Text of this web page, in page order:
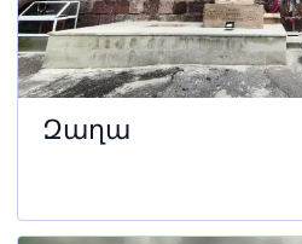
Զաղա